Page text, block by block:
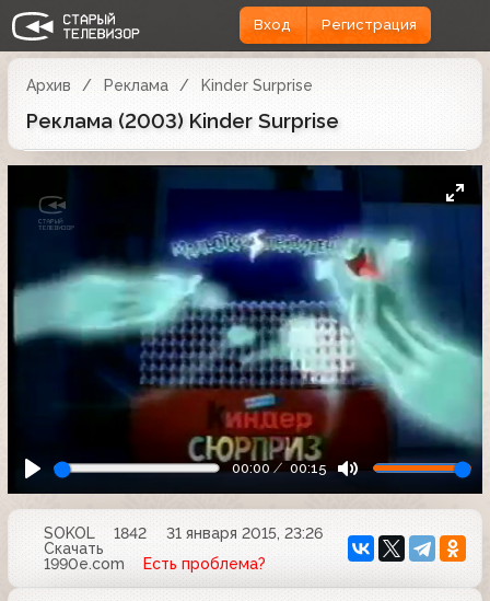
Вход Регистрация
Архив Реклама Kinder Surprise
Реклама (2003) Kinder Surprise
00:00 00:15
SOKOL 1842
31 января 2015, 23:26
Скачать
1990e.com
Есть проблема?